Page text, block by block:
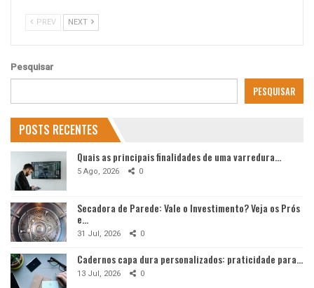
PREV NEXT
Pesquisar
PESQUISAR
POSTS RECENTES
Quais as principais finalidades de uma varredura…
5 Ago, 2026 0
Secadora de Parede: Vale o Investimento? Veja os Prós
e…
31 Jul, 2026 0
Cadernos capa dura personalizados: praticidade para…
13 Jul, 2026 0